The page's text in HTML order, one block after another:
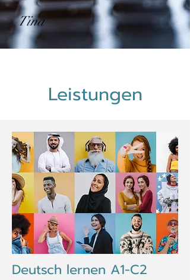
Tina
Leistungen
Deutsch lernen A1-C2